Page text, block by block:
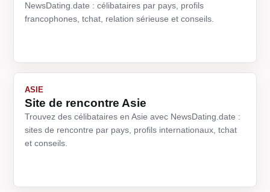
NewsDating.date : célibataires par pays, profils
francophones, tchat, relation sérieuse et conseils.
ASIE
Site de rencontre Asie
Trouvez des célibataires en Asie avec NewsDating.date :
sites de rencontre par pays, profils internationaux, tchat
et conseils.